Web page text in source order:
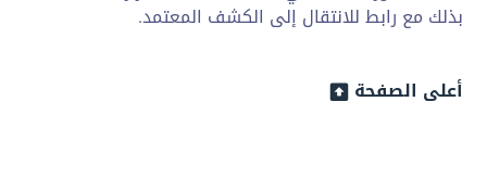
بذلك مع رابطللانتقال إلى الكشف المعتمد.
أعلى الصفحة